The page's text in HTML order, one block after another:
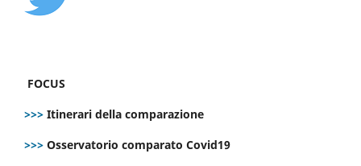
FOCUS
>>> Itinerari della comparazione
>>> Osservatorio comparato Covid19